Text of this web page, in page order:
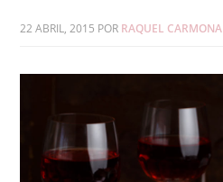
22 ABRIL, 2015 POR RAQUEL CARMONA